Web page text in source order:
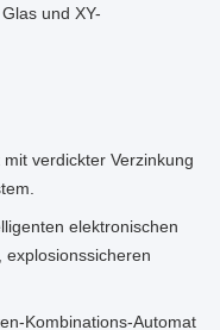
und XY-
verdickter Verzinkung
elektronischen
explosionssicheren
Kombinations-Automat